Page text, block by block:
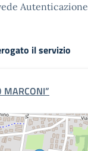
Autenticazione
il servizio
MARCONI”